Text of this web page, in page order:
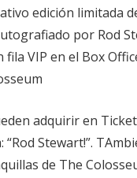
edición limitada
por Rod
VIP en el Box
adquirir en
“Rod Stewart!”.
de The